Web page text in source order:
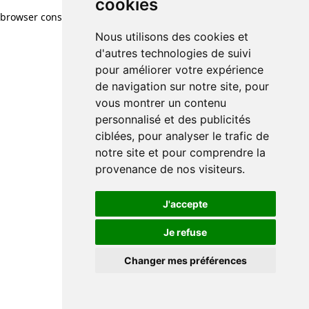
cookies
Nous utilisons des cookies et
d'autres technologies de suivi
pour améliorer votre expérience
de navigation sur notre site, pour
vous montrer un contenu
personnalisé et des publicités
ciblées, pour analyser le trafic de
notre site et pour comprendre la
provenance de nos visiteurs.
J'accepte
Je refuse
Changer mes préférences
browser console for more information)